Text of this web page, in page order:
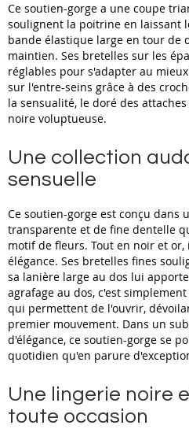
Ce soutien-gorge a une coupe
soulignent la poitrine en laissant
bande élastique large en tour de
maintien. Ses bretelles sur les
réglables pour s'adapter au
sur l'entre-seins grâce à des
la sensualité, le doré des
noire voluptueuse.
Une collection
sensuelle
Ce soutien-gorge est conçu dans
transparente et de fine dentelle
motif de fleurs. Tout en noir et
élégance. Ses bretelles fines
sa lanière large au dos lui
agrafage au dos, c'est
qui permettent de l'ouvrir,
premier mouvement. Dans un
d'élégance, ce soutien-gorge se
quotidien qu'en parure
Une lingerie noire
toute occasion